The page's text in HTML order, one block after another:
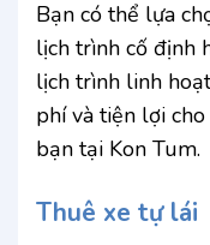
Bạn có thể lựa
lịch trình cố định
lịch trình linh
phí và tiện lợi
bạn tại Kon Tum.
Thuê xe tự lái